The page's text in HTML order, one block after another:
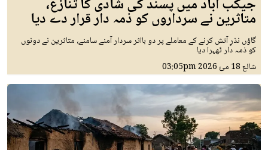
جیکب آباد میں پسند کی شادی کا تنازع،
متاثرین نے سرداروں کو ذمہ دار قرار دے دیا
گاؤں نذرِ آتش کرنے کے معاملے پر دو بااثر سردار آمنے سامنے، متاثرین نے دونوں
کو ذمہ دار ٹھہرا دیا
شائع18 مئ 2026 03:05pm